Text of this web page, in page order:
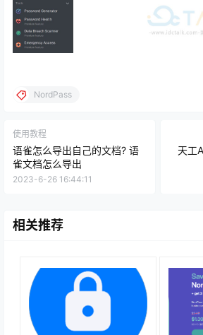
NordPass
使用教程
语雀怎么导出自己的文档? 语
雀文档怎么导出
2023-6-26 16:44:11
天工
相关推荐